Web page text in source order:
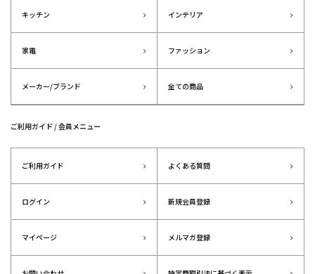
キッチン インテリア
家電 ファッション
メーカー/ブランド 全ての商品
ご利用ガイド / 会員メニュー
ご利用ガイド よくある質問
ログイン 新規会員登録
マイページ メルマガ登録